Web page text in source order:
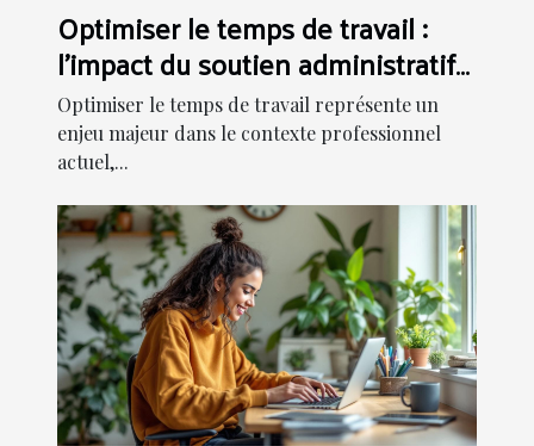
Optimiser le temps de travail :
l'impact du soutien administratif
externe
Optimiser le temps de travail représente un
enjeu majeur dans le contexte professionnel
actuel,...